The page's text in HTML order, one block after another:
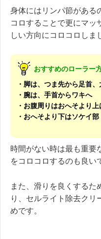
身体にはリンパ節がある
コロすることで更にマッ
しい方向にコロコロしま
おすすめのローラー
・脚は、つま先から足首
・腕は、手首からワキへ
・お腹周りはおへそより
・おへそより下はソケイ
時間がない時は最も重要
をコロコロするのも良い
また、滑りを良くするた
り、セルライト除去クリ
めです。